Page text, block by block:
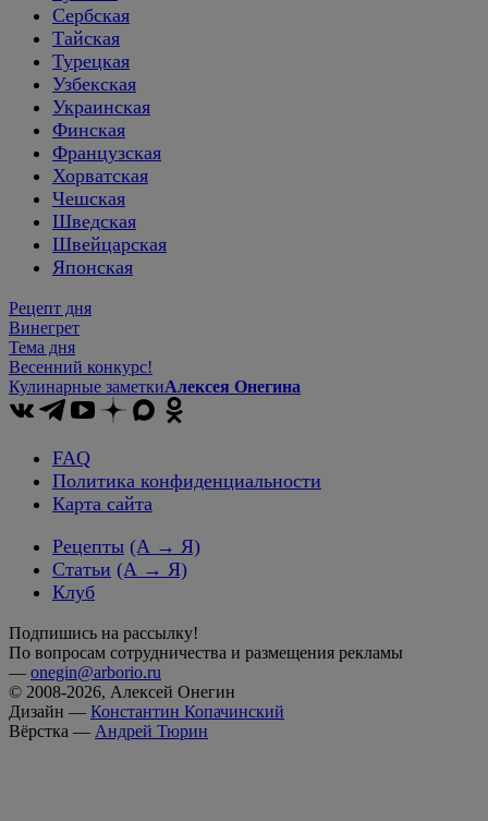
Сербская
Тайская
Турецкая
Узбекская
Украинская
Финская
Французская
Хорватская
Чешская
Шведская
Швейцарская
Японская
Рецепт дня
Винегрет
Тема дня
Весенний конкурс!
Кулинарные заметкиАлексея Онегина
FAQ
Политика конфиденциальности
Карта сайта
Рецепты (А → Я)
Статьи (А → Я)
Клуб
Подпишись на рассылку!
По вопросам сотрудничества и размещения рекламы
— onegin@arborio.ru
© 2008-2026, Алексей Онегин
Дизайн — Константин Копачинский
Вёрстка — Андрей Тюрин